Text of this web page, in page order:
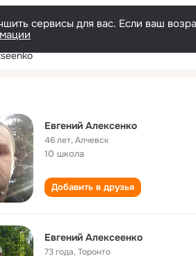
сервисы для вас. Если ваш
Евгений Алексенко
46 лет,Алчевск
10 школа
Добавить в друзья
Евгений Алексеенко
73 года,Торонто